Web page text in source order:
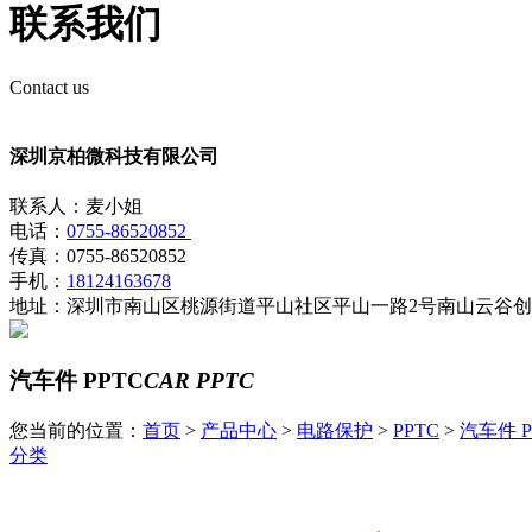
联系我们
Contact us
深圳京柏微科技有限公司
联系人：麦小姐
电话： 0755-86520852
传真：0755-86520852
手机： 18124163678
地址：深圳市南山区桃源街道平山社区平山一路2号南山云谷
汽车件 PPTCCAR PPTC
您当前的位置： 首页 > 产品中心 > 电路保护 > PPTC > 汽车件
分类